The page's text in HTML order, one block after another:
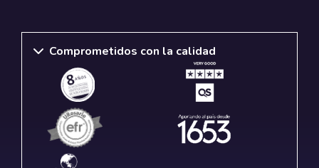
Comprometidos con la calidad